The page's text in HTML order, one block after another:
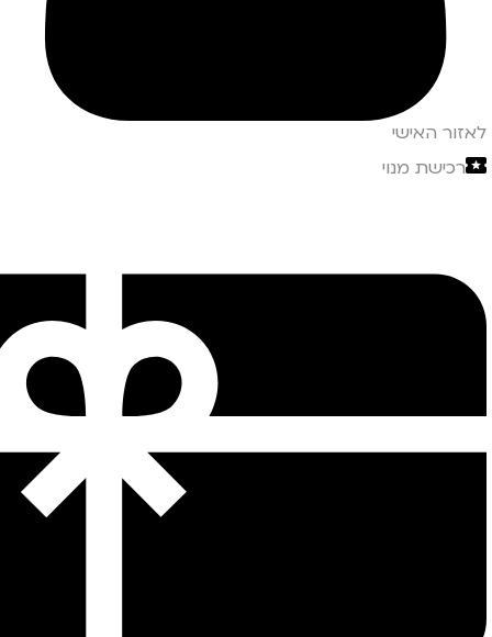
לאזור האישי
רכישת מנוי